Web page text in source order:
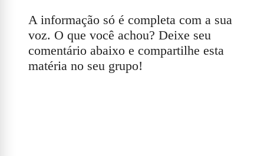
A informação só é completa com a sua
voz. O que você achou? Deixe seu
comentário abaixo e compartilhe esta
matéria no seu grupo!